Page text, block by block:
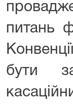
питань
бути